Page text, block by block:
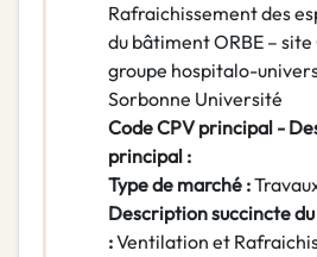
Rafraichissement des
du bâtiment ORBE –
groupe hospitalo-
Sorbonne Université
Code CPV principal -
principal :
Type de marché :
Description succincte
:Ventilation et